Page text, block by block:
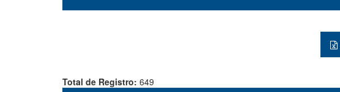
Total de Registro: 649